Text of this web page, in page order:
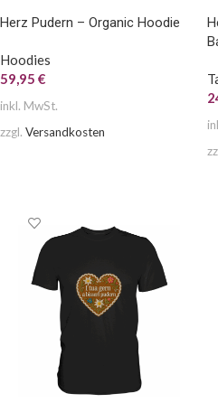
Herz Pudern – Organic Hoodie
Hoodies
59,95 €
inkl. MwSt.
zzgl. Versandkosten